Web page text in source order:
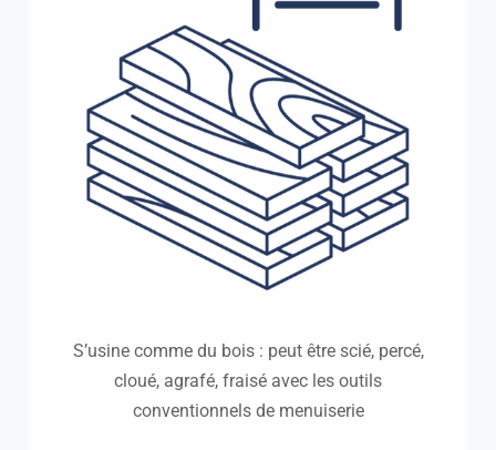
S’usine comme du bois : peut être scié, percé,
cloué, agrafé, fraisé avec les outils
conventionnels de menuiserie